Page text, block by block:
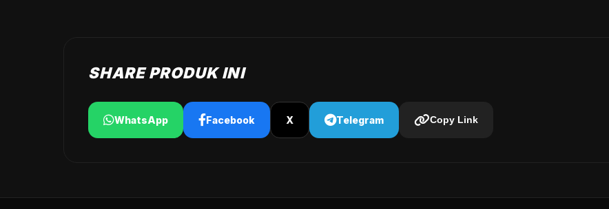
SHARE PRODUK INI
WhatsApp Facebook X Telegram Copy Link